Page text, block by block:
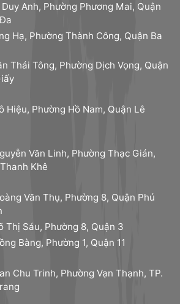
Anh, Phường Phương Mai, Quận
Hạ, Phường Thành Công, Quận Ba
Thái Tông, Phường Dịch Vọng, Quận
Hiệu, Phường Hồ Nam, Quận Lê
Văn Linh, Phường Thạc Gián,
Khê
Văn Thụ, Phường 8, Quận Phú
Thị Sáu, Phường 8, Quận 3
Bàng, Phường 1, Quận 11
Chu Trinh, Phường Vạn Thạnh, TP.